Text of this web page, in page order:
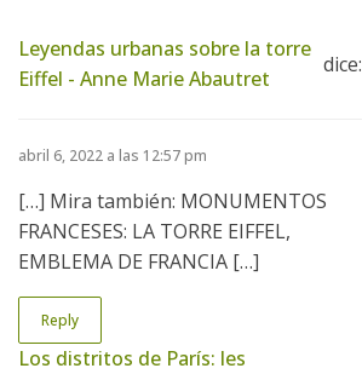
Leyendas urbanas sobre la torre
Eiffel - Anne Marie Abautret
dice:
abril 6, 2022 a las 12:57 pm
[…] Mira también: MONUMENTOS
FRANCESES: LA TORRE EIFFEL,
EMBLEMA DE FRANCIA […]
Reply
Los distritos de París: les